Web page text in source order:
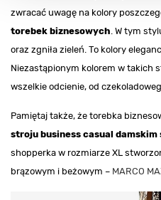
zwracać uwagę na kolory
torebek biznesowych . W tym
oraz zgniła zieleń. To kolory
Niezastąpionym kolorem w takich
wszelkie odcienie, od
Pamiętaj także, że torebka
stroju business casual damskim
shopperka w rozmiarze XL
brązowym i beżowym – MARCO